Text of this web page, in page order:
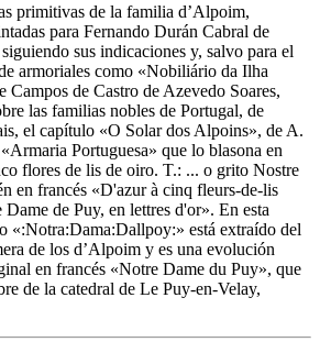
primitivas de la familia d’Alpoim,
para Fernando Durán Cabral de
sus indicaciones y, salvo para el
armoriales como «Nobiliário da Ilha
Campos de Castro de Azevedo Soares,
las familias nobles de Portugal, de
el capítulo «O Solar dos Alpoins», de A.
Armaria Portuguesa» que lo blasona en
flores de lis de oiro. T.: ... o grito Nostre
en francés «D'azur à cinq fleurs-de-lis
de Puy, en lettres d'or». En esta
«:Notra:Dama:Dallpoy:» está extraído del
de los d’Alpoim y es una evolución
en francés «Notre Dame du Puy», que
de la catedral de Le Puy-en-Velay,